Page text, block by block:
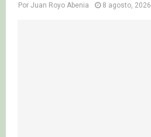
Por Juan Royo Abenia 8 agosto, 2026